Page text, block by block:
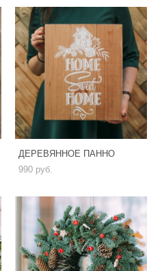
ДЕРЕВЯННОЕ ПАННО
990 pуб.